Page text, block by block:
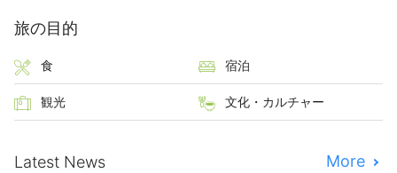
旅の目的
食 宿泊
観光 文化・カルチャー
Latest News More